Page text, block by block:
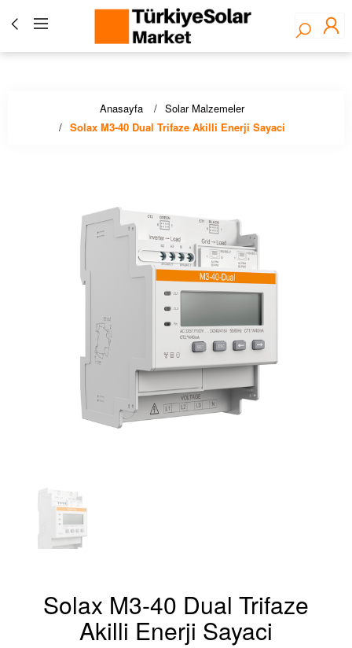
Türkiye Solar Market - Fronius Yetkili Bayisi ☀️ Solar
Panel, İnverter, Lityum Pil, EV Şarj Çözümleri - Stoktan
Hızlı Teslimat!
Anasayfa
Solar Malzemeler
Solax M3-40 Dual Trifaze Akilli Enerji Sayaci
Solax M3-40 Dual Trifaze
Akilli Enerji Sayaci